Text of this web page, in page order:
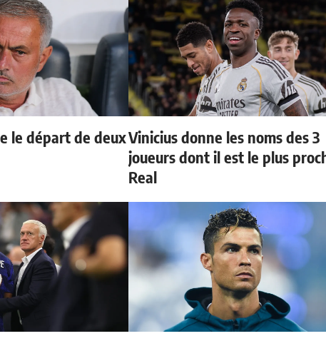
le départ de deuxVinicius donne les noms des 3
joueurs dont il est le plus
Real